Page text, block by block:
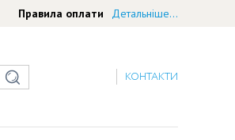
Правила оплати Детальніше...
КОНТАКТИ